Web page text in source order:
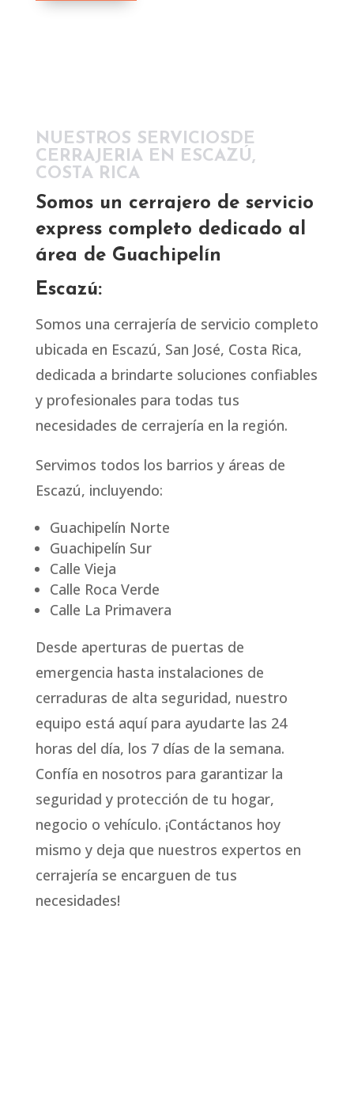
NUESTROS SERVICIOSDE
CERRAJERIA EN ESCAZÚ,
COSTA RICA
Somos un cerrajero de servicio
express completo dedicado al
área de Guachipelín
Escazú:
Somos una cerrajería de servicio completo
ubicada en Escazú, San José, Costa Rica,
dedicada a brindarte soluciones confiables
y profesionales para todas tus
necesidades de cerrajería en la región.
Servimos todos los barrios y áreas de
Escazú, incluyendo:
Guachipelín Norte
Guachipelín Sur
Calle Vieja
Calle Roca Verde
Calle La Primavera
Desde aperturas de puertas de
emergencia hasta instalaciones de
cerraduras de alta seguridad, nuestro
equipo está aquí para ayudarte las 24
horas del día, los 7 días de la semana.
Confía en nosotros para garantizar la
seguridad y protección de tu hogar,
negocio o vehículo. ¡Contáctanos hoy
mismo y deja que nuestros expertos en
cerrajería se encarguen de tus
necesidades!